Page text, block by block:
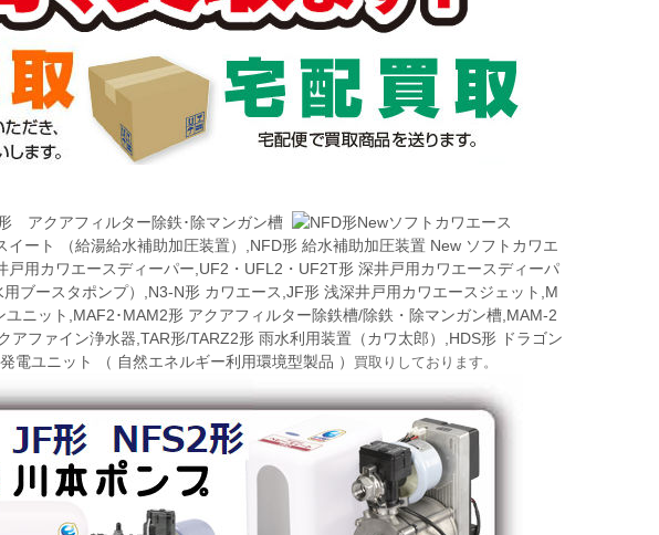
ート （給湯給水補助加圧装置）,NFD形 給水補助加圧装置 New ソフトカワエ
用カワエースディーパー,UF2・UFL2・UF2T形 深井戸用カワエースディーパ
ブースタポンプ）,N3-N形 カワエース,JF形 浅深井戸用カワエースジェット,M
ニット,MAF2･MAM2形 アクアフィルター除鉄槽/除鉄・除マンガン槽,MAM-2
ファイン浄水器,TAR形/TARZ2形 雨水利用装置（カワ太郎）,HDS形 ドラゴン
電ユニット （ 自然エネルギー利用環境型製品 ） 買取りしております。